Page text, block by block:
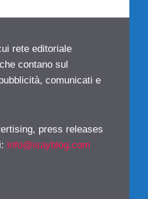
rete editoriale
contano sul
comunicati e
press releases
: info@isayblog.com